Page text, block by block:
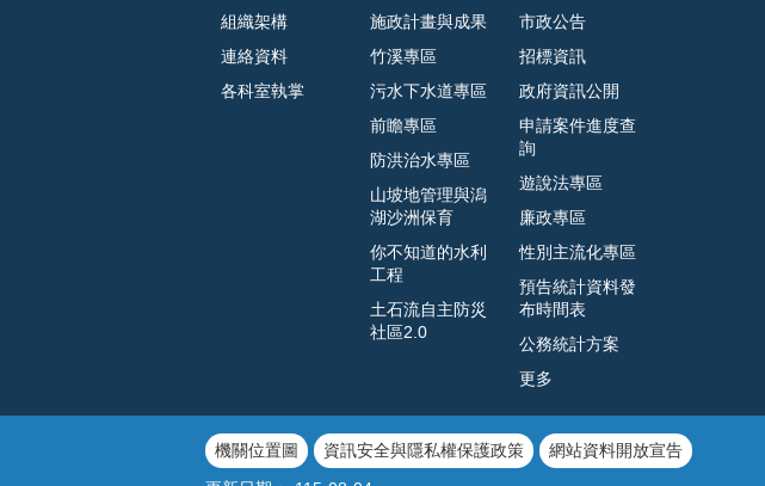
組織架構
連絡資料
各科室執掌
施政計畫與成果
竹溪專區
污水下水道專區
前瞻專區
防洪治水專區
山坡地管理與潟
湖沙洲保育
你不知道的水利
工程
土石流自主防災
社區2.0
市政公告
招標資訊
政府資訊公開
申請案件進度查
詢
遊說法專區
廉政專區
性別主流化專區
預告統計資料發
布時間表
公務統計方案
更多
機關位置圖 資訊安全與隱私權保護政策
網站資料開放宣告